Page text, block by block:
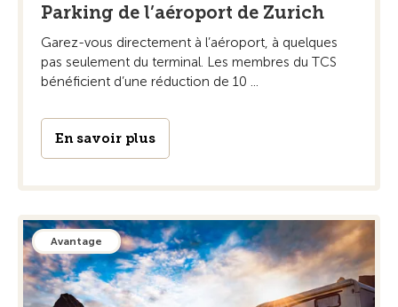
Parking de l’aéroport de Zurich
Garez-vous directement à l’aéroport, à quelques
pas seulement du terminal. Les membres du TCS
bénéficient d’une réduction de 10 ...
En savoir plus
Avantage